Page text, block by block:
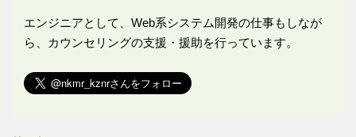
エンジニアとして、Web系システム開発の仕事もしなが
ら、カウンセリングの支援・援助を行っています。